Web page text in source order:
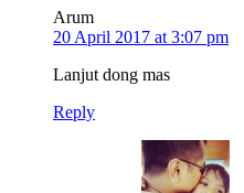
Arum
20 April 2017 at 3:07 pm
Lanjut dong mas
Reply